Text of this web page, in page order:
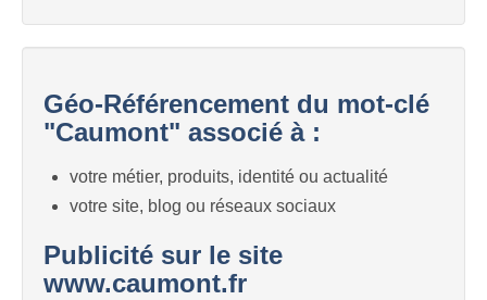
Géo-Référencement du mot-clé
"Caumont" associé à :
votre métier, produits, identité ou actualité
votre site, blog ou réseaux sociaux
Publicité sur le site
www.caumont.fr